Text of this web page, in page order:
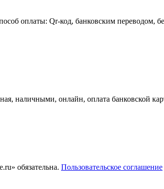
оплаты: Qr-код, банковским переводом,
наличными, онлайн, оплата банковской
обязательна. Пользовательское соглашение